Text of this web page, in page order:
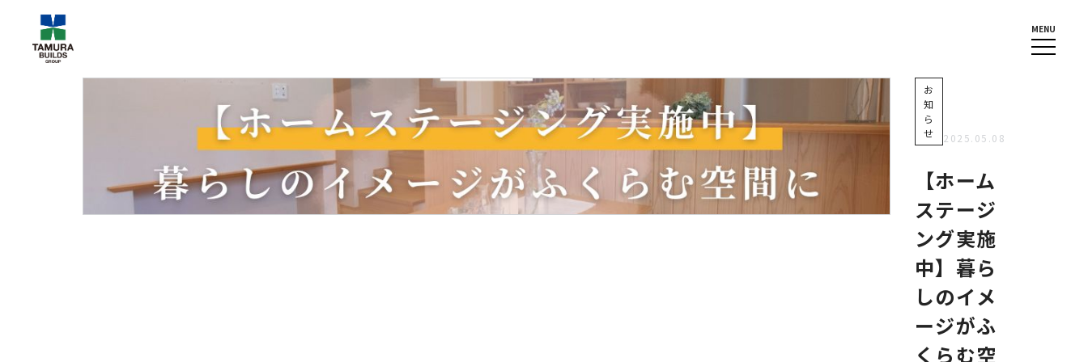
MENU
お
知
ら
せ
2025.05.08
【ホーム
ステージ
ング実施
中】暮ら
しのイメ
ージがふ
くらむ空